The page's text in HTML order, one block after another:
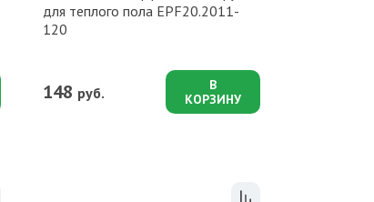
для теплого пола EPF20.2011-
120
148 руб.
В
КОРЗИНУ